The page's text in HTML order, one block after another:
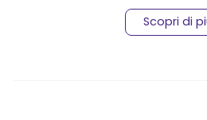
Scopri di